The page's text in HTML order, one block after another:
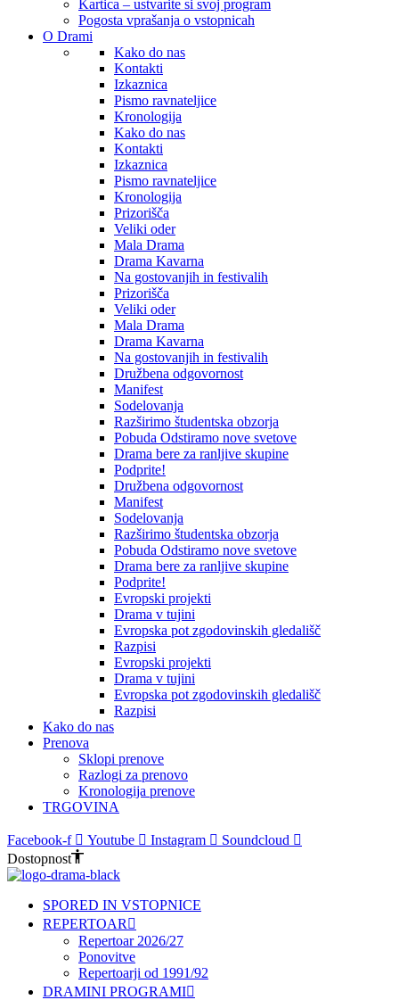
Kartica – ustvarite si svoj program
Pogosta vprašanja o vstopnicah
O Drami
Kako do nas
Kontakti
Izkaznica
Pismo ravnateljice
Kronologija
Kako do nas
Kontakti
Izkaznica
Pismo ravnateljice
Kronologija
Prizorišča
Veliki oder
Mala Drama
Drama Kavarna
Na gostovanjih in festivalih
Prizorišča
Veliki oder
Mala Drama
Drama Kavarna
Na gostovanjih in festivalih
Družbena odgovornost
Manifest
Sodelovanja
Razširimo študentska obzorja
Pobuda Odstiramo nove svetove
Drama bere za ranljive skupine
Podprite!
Družbena odgovornost
Manifest
Sodelovanja
Razširimo študentska obzorja
Pobuda Odstiramo nove svetove
Drama bere za ranljive skupine
Podprite!
Evropski projekti
Drama v tujini
Evropska pot zgodovinskih gledališč
Razpisi
Evropski projekti
Drama v tujini
Evropska pot zgodovinskih gledališč
Razpisi
Kako do nas
Prenova
Sklopi prenove
Razlogi za prenovo
Kronologija prenove
TRGOVINA
Facebook-f Youtube Instagram
Soundcloud
Dostopnost
SPORED IN VSTOPNICE
REPERTOAR
Repertoar 2026/27
Ponovitve
Repertoarji od 1991/92
DRAMINI PROGRAMI